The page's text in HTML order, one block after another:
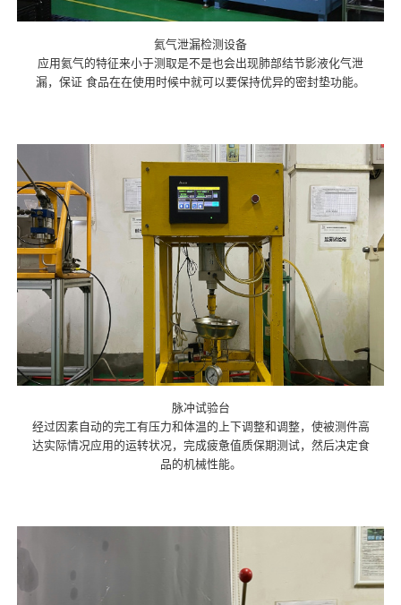
氦气泄漏检测设备
应用氦气的特征来小于测取是不是也会出现肺部结节影液化气泄
漏，保证 食品在在使用时候中就可以要保持优异的密封垫功能。
脉冲试验台
经过因素自动的完工有压力和体温的上下调整和调整，使被测件高
达实际情况应用的运转状况，完成疲惫值质保期测试，然后决定食
品的机械性能。